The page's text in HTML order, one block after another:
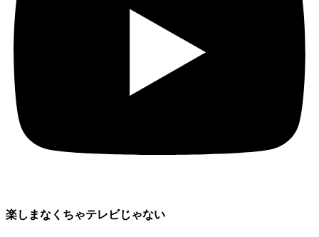
楽しまなくちゃテレビじゃない